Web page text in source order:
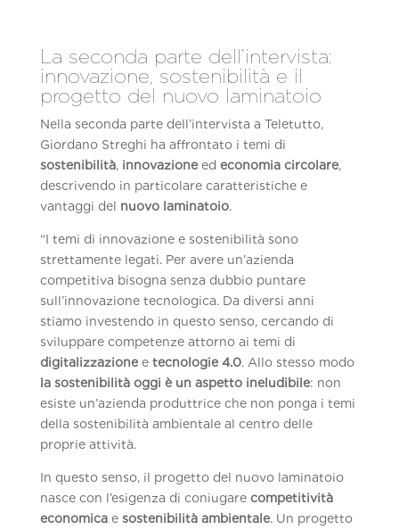
La seconda parte dell’intervista:
innovazione, sostenibilità e il
progetto del nuovo laminatoio
Nella seconda parte dell’intervista a Teletutto,
Giordano Streghi ha affrontato i temi di
sostenibilità, innovazioneed economia circolare,
descrivendo in particolare caratteristiche e
vantaggi del nuovo laminatoio.
“I temi di innovazione e sostenibilità sono
strettamente legati. Per avere un’azienda
competitiva bisogna senza dubbio puntare
sull’innovazione tecnologica. Da diversi anni
stiamo investendo in questo senso, cercando di
sviluppare competenze attorno ai temi di
digitalizzazionee tecnologie 4.0. Allo stesso modo
la sostenibilità oggi è un aspetto ineludibile: non
esiste un’azienda produttrice che non ponga i temi
della sostenibilità ambientale al centro delle
proprie attività.
In questo senso, il progetto del nuovo laminatoio
nasce con l’esigenza di coniugare competitività
economicae sostenibilità ambientale. Un progetto